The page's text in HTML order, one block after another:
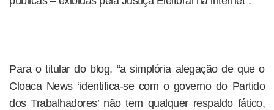
Para o titular do blog, “a simplória alegação de que o
Cloaca News ‘identifica-se com o governo do Partido
dos Trabalhadores’ não tem qualquer respaldo fático,